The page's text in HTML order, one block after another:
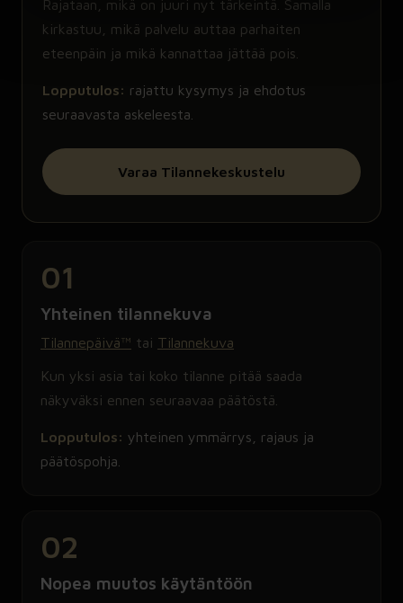
Rajataan, mikä on juuri nyt tärkeintä. Samalla
kirkastuu, mikä palvelu auttaa parhaiten
eteenpäin ja mikä kannattaa jättää pois.
Lopputulos: rajattu kysymys ja ehdotus
seuraavasta askeleesta.
Varaa Tilannekeskustelu
01
Yhteinen tilannekuva
Tilannepäivä™ tai Tilannekuva
Kun yksi asia tai koko tilanne pitää saada
näkyväksi ennen seuraavaa päätöstä.
Lopputulos: yhteinen ymmärrys, rajaus ja
päätöspohja.
02
Nopea muutos käytäntöön